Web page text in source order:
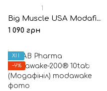
1
Big Muscle USA Modafinil 100mg 60caps (Модафініл)
1 090 грн
ХІТ
−9%